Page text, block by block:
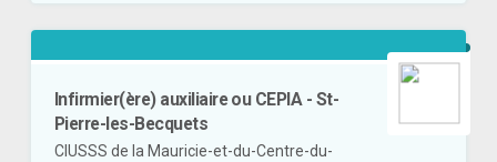
Infirmier(ère) auxiliaire ou CEPIA - St-
Pierre-les-Becquets
CIUSSS de la Mauricie-et-du-Centre-du-